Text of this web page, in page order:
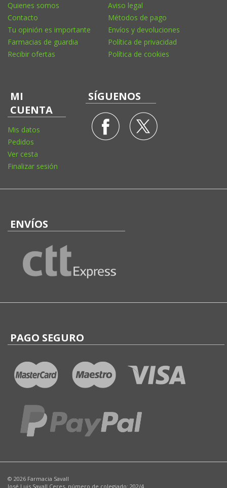
Quienes somos
Contacto
Tu opinión es importante
Farmacias de guardia
Recibir ofertas
Aviso legal
Métodos de pago
Envíos y devoluciones
Política de privacidad
Política de cookies
MI
CUENTA
Mis datos
Pedidos
Ver cesta
Finalizar sesión
SÍGUENOS
ENVÍOS
PAGO SEGURO
© 2026 Farmacia Savall
José Luis Savall Ceres, número de colegiado: 202/4